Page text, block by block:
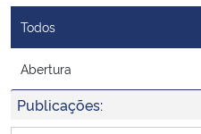
Ministério da Ciência, Tecnologia,
Ministério do Meio Ambiente
Todos
Abertura
Publicações: